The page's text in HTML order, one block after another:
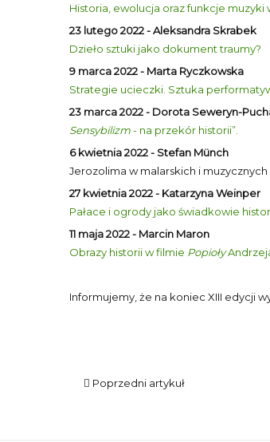
Historia, ewolucja oraz funkcje muzyki
23 lutego 2022 - Aleksandra Skrabek
Dzieło sztuki jako dokument traumy?
9 marca 2022 - Marta Ryczkowska
Strategie ucieczki. Sztuka
23 marca 2022 - Dorota Seweryn-
Sensybilizm- na przekór historii”.
6 kwietnia 2022 - Stefan Münch
Jerozolima w malarskich i
27 kwietnia 2022 - Katarzyna Weinper
Pałace i ogrody jako świadkowie
11 maja 2022 - Marcin Maron
Obrazy historii w filmie Popioły
Informujemy, że na koniec XIII edycji
Poprzedni artykuł